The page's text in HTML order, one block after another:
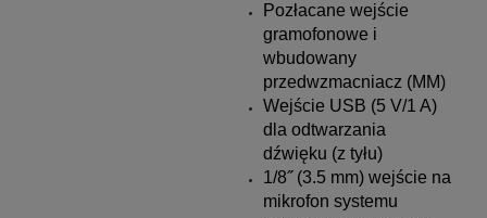
Pozłacane wejście
gramofonowe i
wbudowany
przedwzmacniacz (MM)
Wejście USB (5 V/1 A)
dla odtwarzania
dźwięku (z tyłu)
1/8˝ (3.5 mm) wejście na
mikrofon systemu